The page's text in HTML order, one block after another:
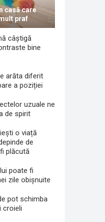
casă care
praf
câștigă
bine
arăta diferit
a poziției
uzuale ne
de spirit
o viață
de
plăcută
poate fi
zile obișnuite
pot schimba
croieli